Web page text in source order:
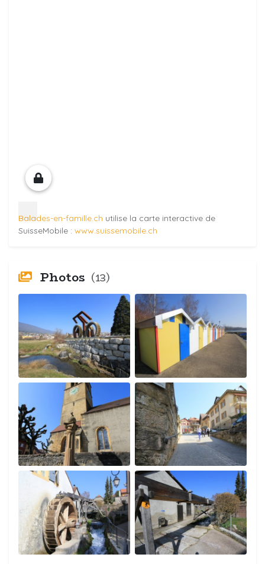
Balades-en-famille.ch utilise la carte interactive de
SuisseMobile : www.suissemobile.ch
Photos (13)